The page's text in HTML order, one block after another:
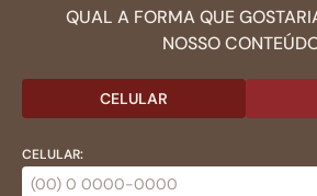
QUAL A FORMA QUE
NOSSO
CELULAR
CELULAR: